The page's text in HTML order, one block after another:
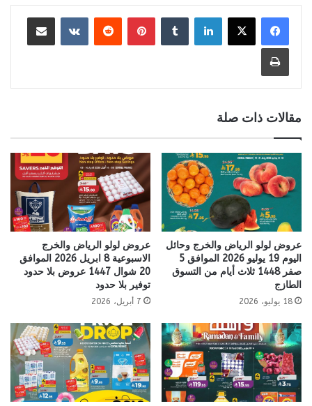
لينكدإن بينتيريست مشاركة عبر البريد
طباعة
مقالات ذات صلة
عروض لولو الرياض والخرج وحائل
اليوم 19 يوليو 2026 الموافق 5
صفر 1448 ثلاث أيام من التسوق
الطازج
18 يوليو، 2026
عروض لولو الرياض والخرج
الاسبوعية 8 ابريل 2026 الموافق
20 شوال 1447 عروض بلا حدود
توفير بلا حدود
7 أبريل، 2026